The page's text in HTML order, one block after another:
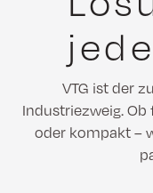
VTG ist der
Industriezweig.
oder kompakt –